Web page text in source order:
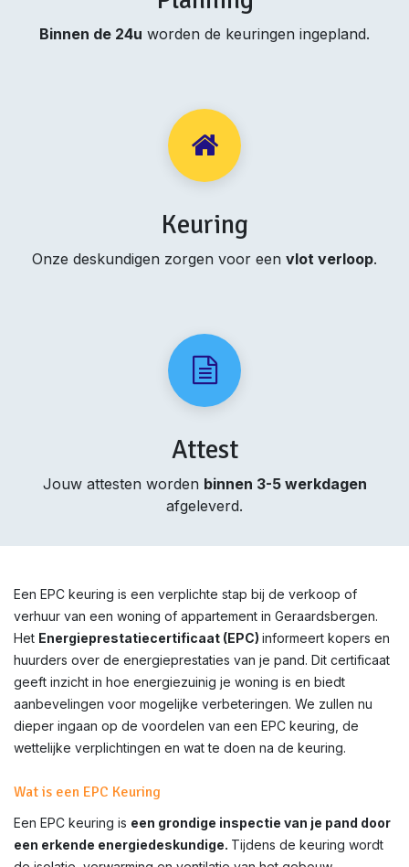
Binnen de 24u worden de keuringen ingepland.
Keuring
Onze deskundigen zorgen voor een vlot verloop.
Attest
Jouw attesten worden binnen 3-5 werkdagen
afgeleverd.
Een EPC keuring is een verplichte stap bij de verkoop of
verhuur van een woning of appartement in Geraardsbergen.
Het Energieprestatiecertificaat (EPC) informeert kopers en
huurders over de energieprestaties van je pand. Dit certificaat
geeft inzicht in hoe energiezuinig je woning is en biedt
aanbevelingen voor mogelijke verbeteringen. We zullen nu
dieper ingaan op de voordelen van een EPC keuring, de
wettelijke verplichtingen en wat te doen na de keuring.
Wat is een EPC Keuring
Een EPC keuring is een grondige inspectie van je pand door
een erkende energiedeskundige. Tijdens de keuring wordt